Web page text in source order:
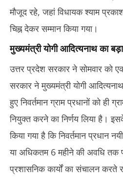
मौजूद रहे, जहां विधायक श्याम
चिह्न देकर सम्मान किया गया।
मुख्यमंत्री योगी आदित्यनाथ का बड़ा
उत्तर प्रदेश सरकार ने सोमवार को
सरकार ने मुख्यमंत्री योगी
हुए निवर्तमान ग्राम प्रधानों को ही
नियुक्त करने का निर्णय लिया है।
किया गया है कि निवर्तमान प्रधान
या अधिकतम 6 महीने की अवधि तक
प्रशासनिक कार्यों का संचालन करते